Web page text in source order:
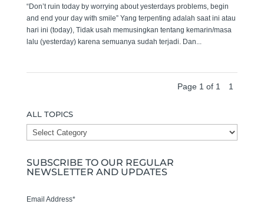
“Don’t ruin today by worrying about yesterdays problems, begin
and end your day with smile” Yang terpenting adalah saat ini atau
hari ini (today), Tidak usah memusingkan tentang kemarin/masa
lalu (yesterday) karena semuanya sudah terjadi. Dan...
Page 1 of 1 1
ALL TOPICS
ALL
TOPICS
SUBSCRIBE TO OUR REGULAR
NEWSLETTER AND UPDATES
Email Address*